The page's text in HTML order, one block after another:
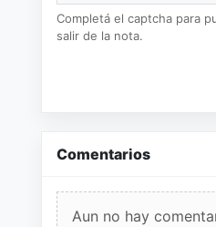
Completá el captcha para
salir de la nota.
Comentarios
Aun no hay